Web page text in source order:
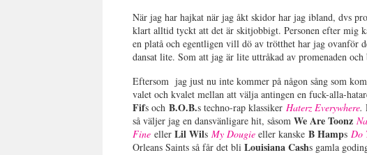
När jag har hajkat när jag åkt skidor har jag ibland, dvs
klart alltid tyckt att det är skitjobbigt. Personen efter mig
en platå och egentligen vill dö av trötthet har jag ovanför
dansat lite. Som att jag är lite uttråkad av promenaden
Eftersom jag just nu inte kommer på någon sång som
valet och kvalet mellan att välja antingen en fuck-alla-
Fifs ochB.O.B.s techno-rap klassiker Haterz Everywhere.
så väljer jag en dansvänligare hit, såsomWe Are Toonz
FineellerLil WilsMy Dougie eller kanskeB Hamps Do
Orleans Saints så får det bliLouisiana Cashs gamla